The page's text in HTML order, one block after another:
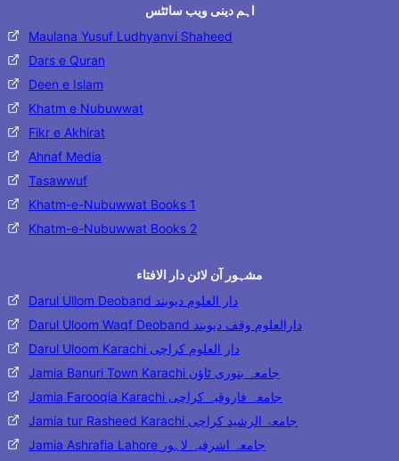
اہم دینی ویب سائٹس
Maulana Yusuf Ludhyanvi Shaheed
Dars e Quran
Deen e Islam
Khatm e Nubuwwat
Fikr e Akhirat
Ahnaf Media
Tasawwuf
Khatm-e-Nubuwwat Books 1
Khatm-e-Nubuwwat Books 2
مشہور آن لائن دار الافتاء
Darul Ullom Deoband دار العلوم دیوبند
Darul Uloom Waqf Deoband دارالعلوم وقف دیوبند
Darul Uloom Karachi دار العلوم کراچی
Jamia Banuri Town Karachi جامعہ بنوری ٹاؤن
Jamia Farooqia Karachi جامعہ فاروقیہ کراچی
Jamia tur Rasheed Karachi جامعۃ الرشید کراچی
Jamia Ashrafia Lahore جامعہ اشرفیہ لاہور